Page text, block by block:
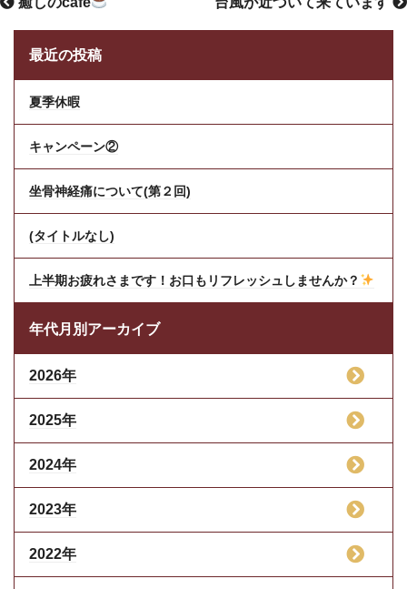
最近の投稿
夏季休暇
キャンペーン②
坐骨神経痛について(第２回)
(タイトルなし)
上半期お疲れさまです！お口もリフレッシュしませんか？
年代月別アーカイブ
2026年
2025年
2024年
2023年
2022年